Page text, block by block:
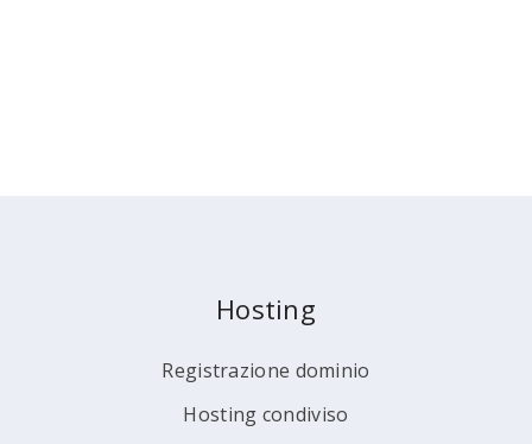
Hosting
Registrazione dominio
Hosting condiviso